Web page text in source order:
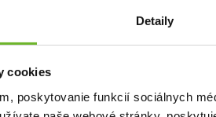
Detaily
cookies
poskytovanie funkcií sociálnych
v Adeli. Aj napriek horúčavam zvláda terapie